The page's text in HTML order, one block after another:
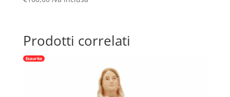
Prodotti correlati
Esaurito